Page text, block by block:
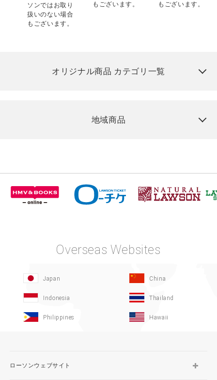
ソンではお取り
扱いのない場合
もございます。
もございます。
もございます。
オリジナル商品 カテゴリ一覧
地域商品
Overseas Websites
Japan China
Indonesia Thailand
Philippines Hawaii
ローソンウェブサイト